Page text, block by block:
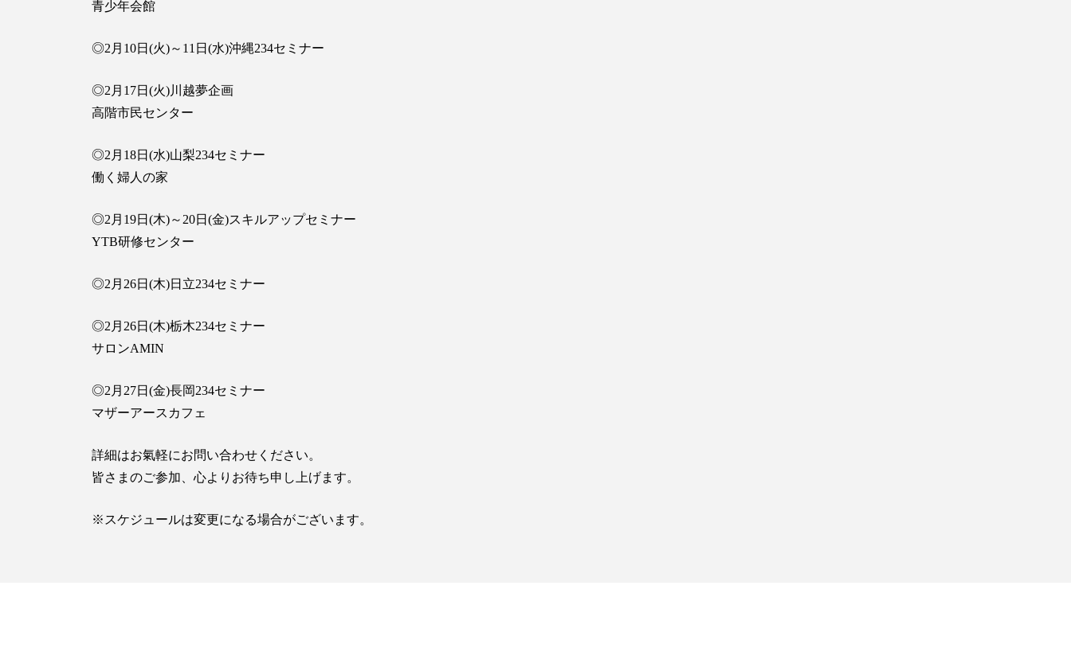
青少年会館
◎2月10日(火)～11日(水)沖縄234セミナー
◎2月17日(火)川越夢企画
高階市民センター
◎2月18日(水)山梨234セミナー
働く婦人の家
◎2月19日(木)～20日(金)スキルアップセミナー
YTB研修センター
◎2月26日(木)日立234セミナー
◎2月26日(木)栃木234セミナー
サロンAMIN
◎2月27日(金)長岡234セミナー
マザーアースカフェ
詳細はお氣軽にお問い合わせください。
皆さまのご参加、心よりお待ち申し上げます。
※スケジュールは変更になる場合がございます。